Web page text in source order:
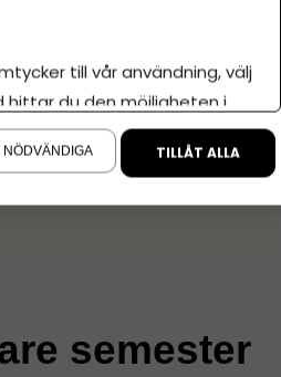
semester
till vår användning, välj
hittar du den möjligheten i
NÖDVÄNDIGA TILLÅT ALLA